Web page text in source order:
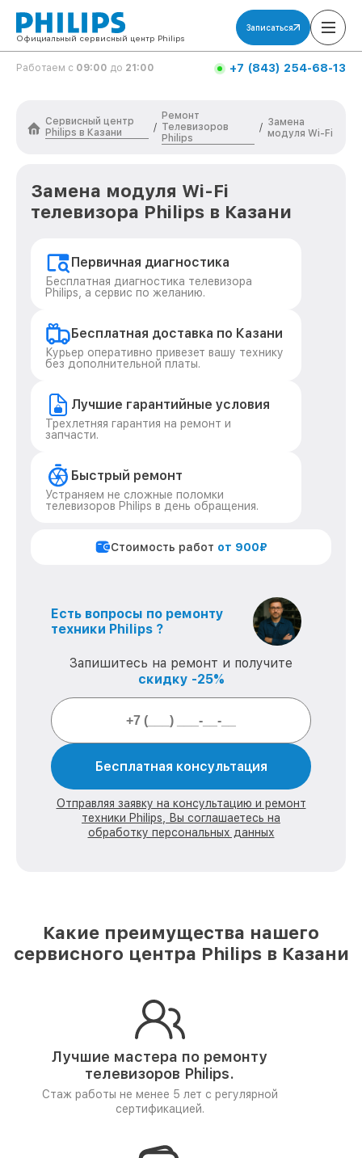
Официальный сервисный центр Philips
Записаться
Работаем с 09:00 до 21:00 +7 (843) 254-68-13
Сервисный центр
Philips в Казани
/
Ремонт
Телевизоров
Philips
/ Замена
модуля Wi-Fi
Замена модуля Wi-Fi
телевизора Philips в Казани
Первичная диагностика
Бесплатная диагностика телевизора
Philips, а сервис по желанию.
Бесплатная доставка по Казани
Курьер оперативно привезет вашу технику
без дополнительной платы.
Лучшие гарантийные условия
Трехлетняя гарантия на ремонт и
запчасти.
Быстрый ремонт
Устраняем не сложные поломки
телевизоров Philips в день обращения.
Стоимость работ от 900₽
Есть вопросы по ремонту
техники Philips ?
Запишитесь на ремонт и получите
скидку -25%
Бесплатная консультация
Отправляя заявку на консультацию и ремонт
техники Philips, Вы соглашаетесь на
обработку персональных данных
Какие преимущества нашего
сервисного центра Philips в Казани
Лучшие мастера по ремонту
телевизоров Philips.
Стаж работы не менее 5 лет с регулярной
сертификацией.